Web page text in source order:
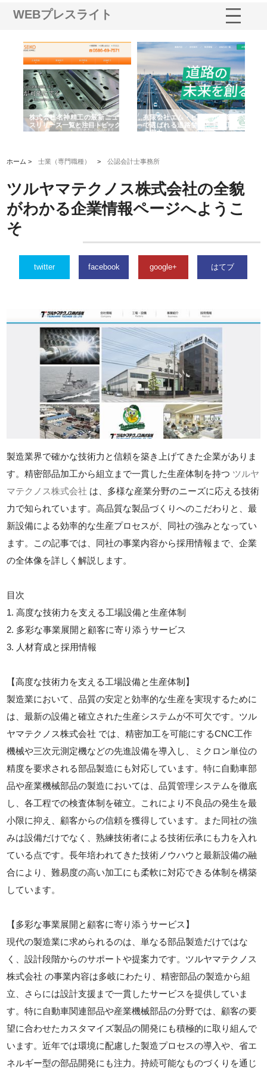
WEBプレスライト
株式会社名神精工の最新ニュー
スリリース一覧と注目トピック
有限会社エム・ビルドが南多摩
で選ばれる道路舗装と土木工事
の実力
ホーム >士業（専門職種） >公認会計士事務所
ツルヤマテクノス株式会社の全貌
がわかる企業情報ページへようこ
そ
twitter facebook google+ はてブ
製造業界で確かな技術力と信頼を築き上げてきた企業がありま
す。精密部品加工から組立まで一貫した生産体制を持つ ツルヤ
マテクノス株式会社 は、多様な産業分野のニーズに応える技術
力で知られています。高品質な製品づくりへのこだわりと、最
新設備による効率的な生産プロセスが、同社の強みとなってい
ます。この記事では、同社の事業内容から採用情報まで、企業
の全体像を詳しく解説します。
目次
1. 高度な技術力を支える工場設備と生産体制
2. 多彩な事業展開と顧客に寄り添うサービス
3. 人材育成と採用情報
【高度な技術力を支える工場設備と生産体制】
製造業において、品質の安定と効率的な生産を実現するために
は、最新の設備と確立された生産システムが不可欠です。ツル
ヤマテクノス株式会社 では、精密加工を可能にするCNC工作
機械や三次元測定機などの先進設備を導入し、ミクロン単位の
精度を要求される部品製造にも対応しています。特に自動車部
品や産業機械部品の製造においては、品質管理システムを徹底
し、各工程での検査体制を確立。これにより不良品の発生を最
小限に抑え、顧客からの信頼を獲得しています。また同社の強
みは設備だけでなく、熟練技術者による技術伝承にも力を入れ
ている点です。長年培われてきた技術ノウハウと最新設備の融
合により、難易度の高い加工にも柔軟に対応できる体制を構築
しています。
【多彩な事業展開と顧客に寄り添うサービス】
現代の製造業に求められるのは、単なる部品製造だけではな
く、設計段階からのサポートや提案力です。ツルヤマテクノス
株式会社 の事業内容は多岐にわたり、精密部品の製造から組
立、さらには設計支援まで一貫したサービスを提供していま
す。特に自動車関連部品や産業機械部品の分野では、顧客の要
望に合わせたカスタマイズ製品の開発にも積極的に取り組んで
います。近年では環境に配慮した製造プロセスの導入や、省エ
ネルギー型の部品開発にも注力。持続可能なものづくりを通じ